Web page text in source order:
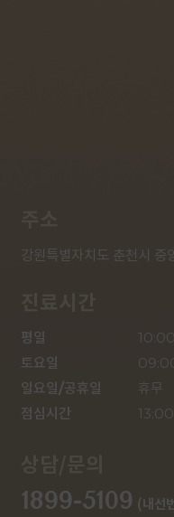
강원특별자치도 춘천시
평일
토요일
일요일/공휴일
점심시간
휴무
1899-5109 (내선